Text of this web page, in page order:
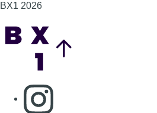
BX1 2026
Consulter page Instagram